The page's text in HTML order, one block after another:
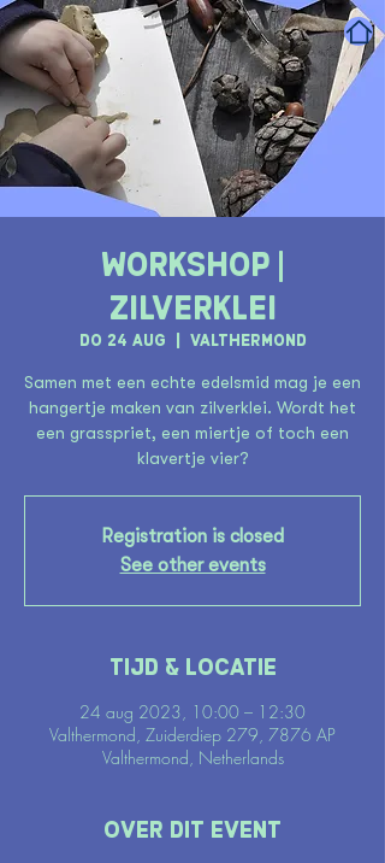
Workshop |
Zilverklei
do 24 aug
  |
Valthermond
Samen met een echte edelsmid mag je een
hangertje maken van zilverklei. Wordt het
een grasspriet, een miertje of toch een
klavertje vier?
Registration is closed
See other events
Tijd & locatie
24 aug 2023, 10:00 – 12:30
Valthermond, Zuiderdiep 279, 7876 AP
Valthermond, Netherlands
Over dit event